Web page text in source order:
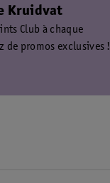
Kruidvat
Club à chaque
de promos exclusives !